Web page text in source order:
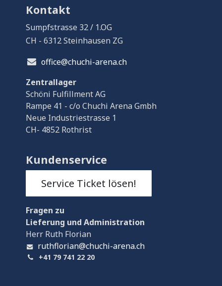
Kontakt
Sumpfstrasse 32 / 1.OG
CH - 6312 Steinhausen ZG
office@chuchi-arena.ch
Zentrallager
Schöni Fulfillment AG
Rampe 41 - c/o Chuchi Arena Gmbh
Neue Industriestrasse 1
CH- 4852 Rothrist
Kundenservice
Service Ticket lösen!
Fragen zu
Lieferung und Administration
Herr Ruth Florian
ruthflorian@chuchi-arena.ch
+41 79 741 22 20